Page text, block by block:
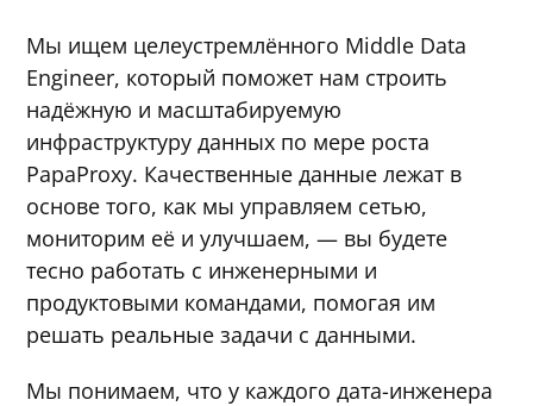
Мы ищем целеустремлённого Middle Data
Engineer, который поможет нам строить
надёжную и масштабируемую
инфраструктуру данных по мере роста
PapaProxy. Качественные данные лежат в
основе того, как мы управляем сетью,
мониторим её и улучшаем, — вы будете
тесно работать с инженерными и
продуктовыми командами, помогая им
решать реальные задачи с данными.
Мы понимаем, что у каждого дата-инженера